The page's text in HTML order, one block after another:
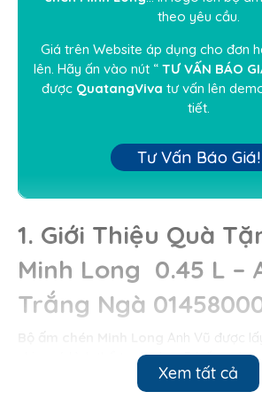
theo yêu cầu.
Giá trên Website áp dụng cho đơn
lên. Hãy ấn vào nút “TƯ VẤN BÁO
được QuatangViva tư vấn lên
tiết.
Tư Vấn Báo Giá!
1. Giới Thiệu Quà
Minh Long 0.45 L –
Trắng Ngà
Anh Vũ được
chim có hình thể tuyệt đẹp. Bộ ấm trà
nghệ thuật ấn tượng và độc đáo với
cong uyển chuyển và quyến rũ trong
Xem tất cả